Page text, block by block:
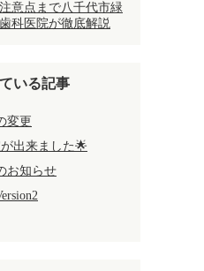
意点まで八千代市緑
科医院が徹底解説
いる記事
変更
出来ました🌟
お知らせ